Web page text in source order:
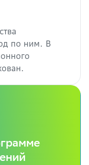
по ним. В